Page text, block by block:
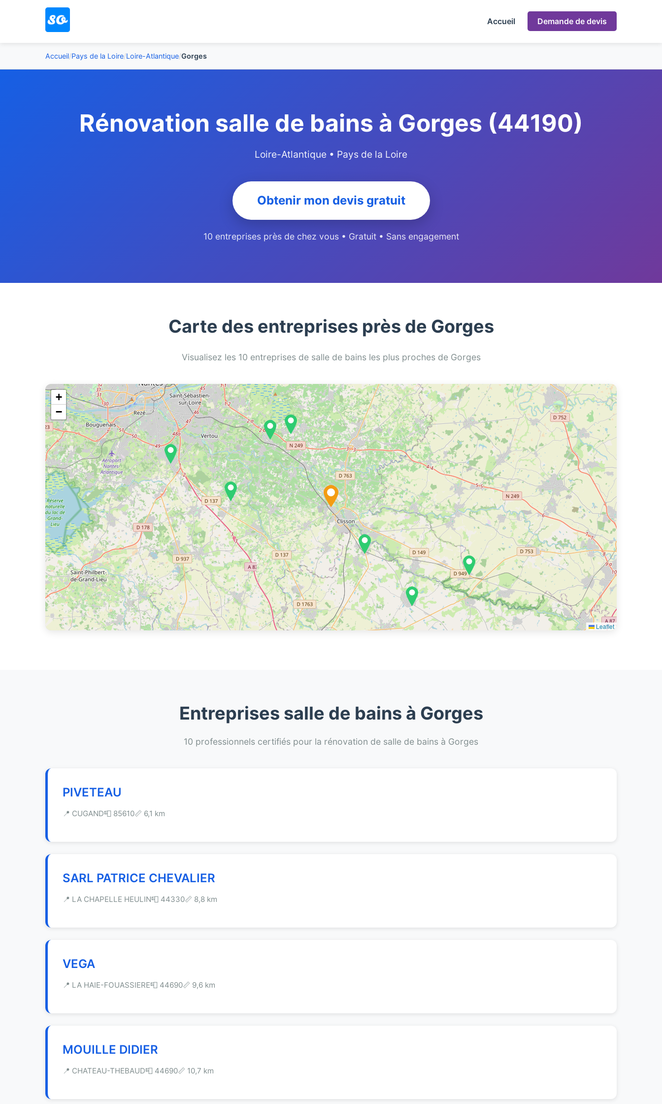
Accueil Demande de devis
Accueil/Pays de la Loire/Loire-Atlantique/Gorges
Rénovation salle de bains à Gorges (44190)
Loire-Atlantique • Pays de la Loire
Obtenir mon devis gratuit
10 entreprises près de chez vous • Gratuit • Sans engagement
Carte des entreprises près de Gorges
Visualisez les 10 entreprises de salle de bains les plus proches de Gorges
+
−
Leaflet
Entreprises salle de bains à Gorges
10 professionnels certifiés pour la rénovation de salle de bains à Gorges
PIVETEAU
📍 CUGAND📮 85610📏 6,1 km
SARL PATRICE CHEVALIER
📍 LA CHAPELLE HEULIN📮 44330📏 8,8 km
VEGA
📍 LA HAIE-FOUASSIERE📮 44690📏 9,6 km
MOUILLE DIDIER
📍 CHATEAU-THEBAUD📮 44690📏 10,7 km